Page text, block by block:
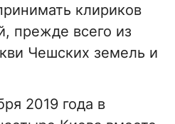
клириков
прежде всего из
Чешских земель и
2019 года в